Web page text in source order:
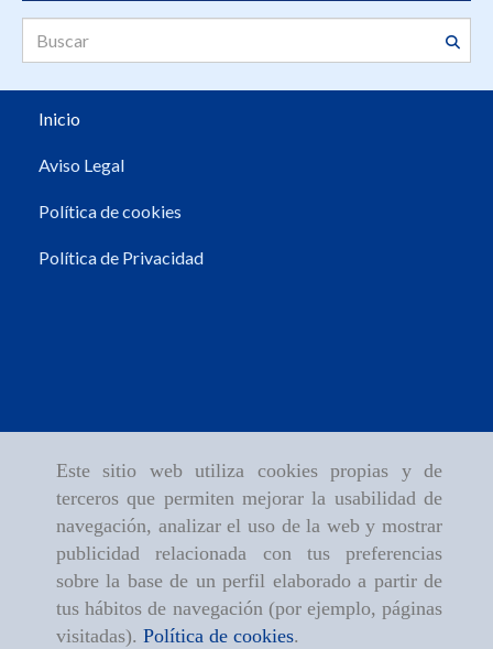
Este sitio web utiliza cookies propias y de
terceros que permiten mejorar la usabilidad de
navegación, analizar el uso de la web y mostrar
publicidad relacionada con tus preferencias
sobre la base de un perfil elaborado a partir de
tus hábitos de navegación (por ejemplo, páginas
visitadas). Política de cookies.
Inicio
Aviso Legal
Política de cookies
Política de Privacidad